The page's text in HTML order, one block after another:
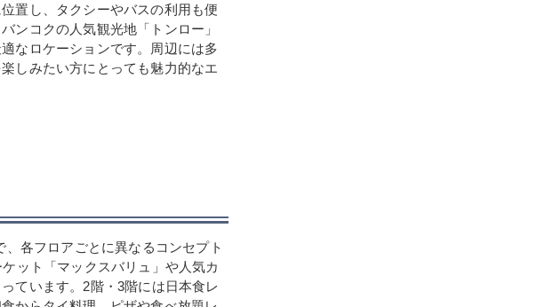
置し、タクシーやバスの利用も便
ンコクの人気観光地「トンロー」
なロケーションです。周辺には多
しみたい方にとっても魅力的なエ
各フロアごとに異なるコンセプト
ット「マックスバリュ」や人気カ
ています。2階・3階には日本食レ